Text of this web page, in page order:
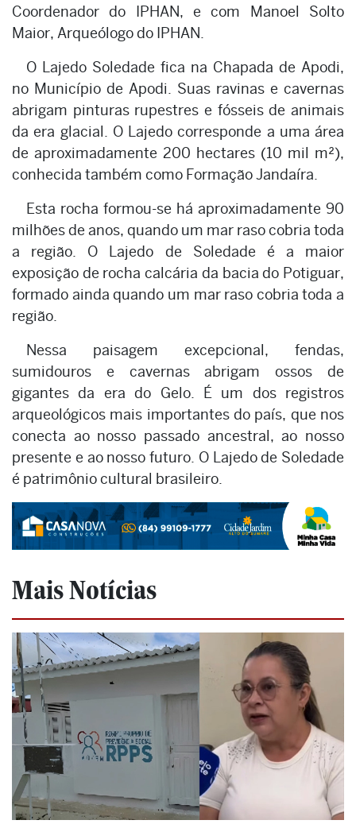
Coordenador do IPHAN, e com Manoel Solto
Maior, Arqueólogo do IPHAN.
O Lajedo Soledade fica na Chapada de Apodi,
no Município de Apodi. Suas ravinas e cavernas
abrigam pinturas rupestres e fósseis de animais
da era glacial. O Lajedo corresponde a uma área
de aproximadamente 200 hectares (10 mil m²),
conhecida também como Formação Jandaíra.
Esta rocha formou-se há aproximadamente 90
milhões de anos, quando um mar raso cobria toda
a região. O Lajedo de Soledade é a maior
exposição de rocha calcária da bacia do Potiguar,
formado ainda quando um mar raso cobria toda a
região.
Nessa paisagem excepcional, fendas,
sumidouros e cavernas abrigam ossos de
gigantes da era do Gelo. É um dos registros
arqueológicos mais importantes do país, que nos
conecta ao nosso passado ancestral, ao nosso
presente e ao nosso futuro. O Lajedo de Soledade
é patrimônio cultural brasileiro.
Mais Notícias